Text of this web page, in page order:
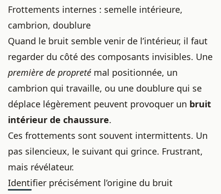
Frottements internes : semelle intérieure,
cambrion, doublure
Quand le bruit semble venir de l’intérieur, il faut
regarder du côté des composants invisibles. Une
première de propreté mal positionnée, un
cambrion qui travaille, ou une doublure qui se
déplace légèrement peuvent provoquer un bruit
intérieur de chaussure.
Ces frottements sont souvent intermittents. Un
pas silencieux, le suivant qui grince. Frustrant,
mais révélateur.
Identifier précisément l’origine du bruit